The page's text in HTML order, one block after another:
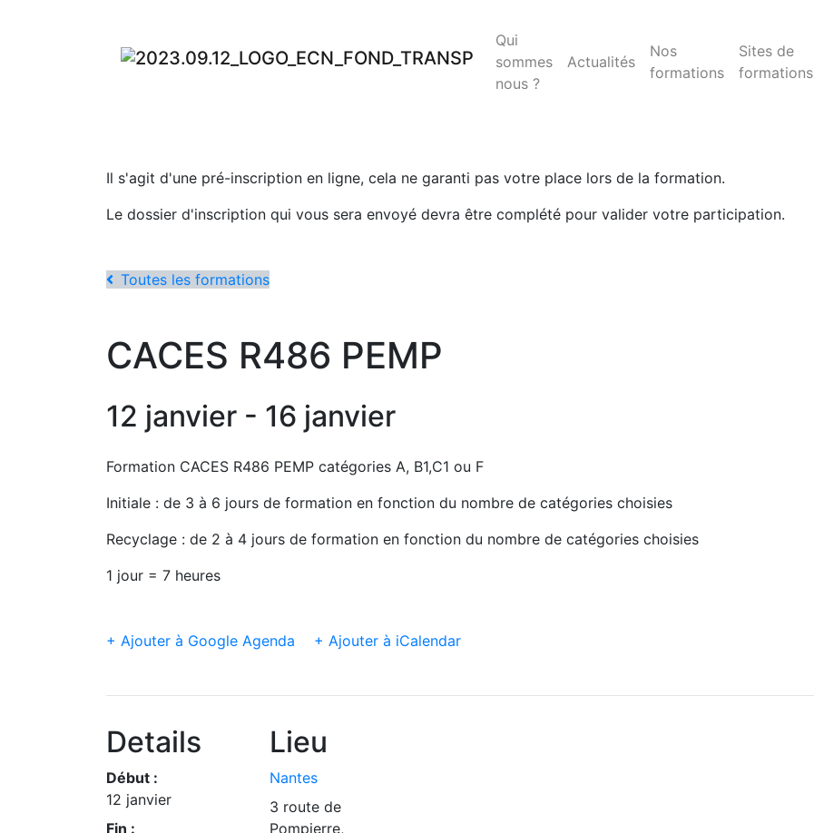
Qui
sommes
nous ?
Actualités
Nos
formations
Sites de
formations
Il s'agit d'une pré-inscription en ligne, cela ne garanti pas votre place lors de la formation.
Le dossier d'inscription qui vous sera envoyé devra être complété pour valider votre participation.
Toutes les formations
CACES R486 PEMP
12 janvier - 16 janvier
Formation CACES R486 PEMP catégories A, B1,C1 ou F
Initiale : de 3 à 6 jours de formation en fonction du nombre de catégories choisies
Recyclage : de 2 à 4 jours de formation en fonction du nombre de catégories choisies
1 jour = 7 heures
+ Ajouter à Google Agenda + Ajouter à iCalendar
Details
Début :
12 janvier
Fin :
Lieu
Nantes
3 route de
Pompierre,